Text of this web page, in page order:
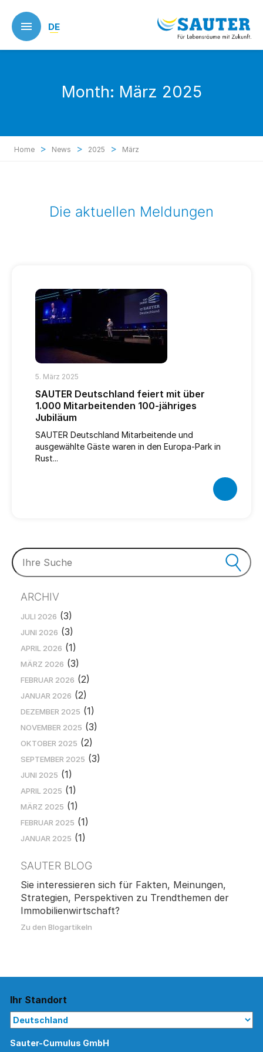
main
content
DE
Month: März 2025
Home > News > 2025 > März
Die aktuellen Meldungen
5. März 2025
SAUTER Deutschland feiert mit über
1.000 Mitarbeitenden 100-jähriges
Jubiläum
SAUTER Deutschland Mitarbeitende und
ausgewählte Gäste waren in den Europa-Park in
Rust...
ARCHIV
JULI 2026 (3)
JUNI 2026 (3)
APRIL 2026 (1)
MÄRZ 2026 (3)
FEBRUAR 2026 (2)
JANUAR 2026 (2)
DEZEMBER 2025 (1)
NOVEMBER 2025 (3)
OKTOBER 2025 (2)
SEPTEMBER 2025 (3)
JUNI 2025 (1)
APRIL 2025 (1)
MÄRZ 2025 (1)
FEBRUAR 2025 (1)
JANUAR 2025 (1)
SAUTER BLOG
Sie interessieren sich für Fakten, Meinungen,
Strategien, Perspektiven zu Trendthemen der
Immobilienwirtschaft?
Zu den Blogartikeln
Ihr Standort
Sauter-Cumulus GmbH